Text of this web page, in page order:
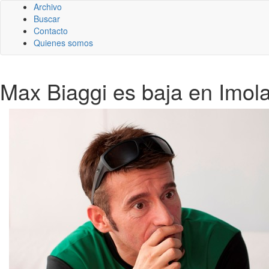
Archivo
Buscar
Contacto
Quienes somos
Max Biaggi es baja en